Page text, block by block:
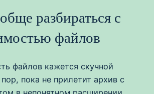
разбираться с
файлов
файлов кажется скучной
пока не прилетит архив с